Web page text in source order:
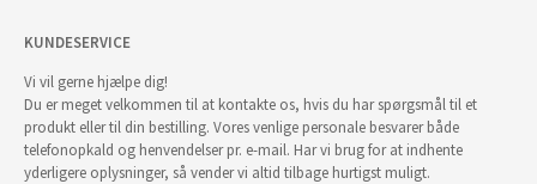
KUNDESERVICE
Vi vil gerne hjælpe dig!
Du er meget velkommen til at kontakte os, hvis du har spørgsmål til et
produkt eller til din bestilling. Vores venlige personale besvarer både
telefonopkald og henvendelser pr. e-mail. Har vi brug for at indhente
yderligere oplysninger, så vender vi altid tilbage hurtigst muligt.